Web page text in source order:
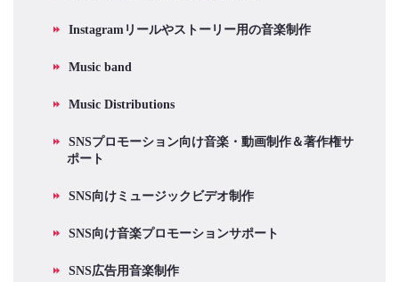
Instagramリールやストーリー用の音楽制作
Music band
Music Distributions
SNSプロモーション向け音楽・動画制作＆著作権サ
ポート
SNS向けミュージックビデオ制作
SNS向け音楽プロモーションサポート
SNS広告用音楽制作